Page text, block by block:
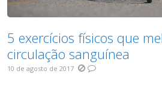
5 exercícios físicos que
circulação sanguínea
10 de agosto de 2017